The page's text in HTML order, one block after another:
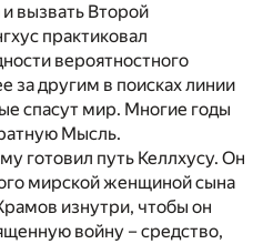
вызвать Второй
практиковал
вероятностного
за другим в поисках линии
спасут мир. Многие годы
Мысль.
готовил путь Келлхусу. Он
мирской женщиной сына
изнутри, чтобы он
войну – средство,